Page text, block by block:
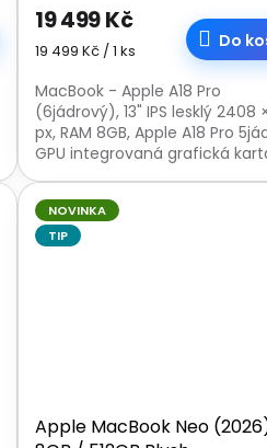
19 499 Kč
Měrná
19 499 Kč / 1 ks Do
MacBook - Apple A18 Pro
(6jádrový), 13" IPS lesklý 2408
px, RAM 8GB, Apple A18 Pro
GPU integrovaná grafická
čtečka otisků...
NOVINKA
TIP
Apple MacBook Neo